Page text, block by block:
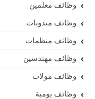
وظائف معلمين
وظائف مندوبات
وظائف منظمات
وظائف مهندسين
وظائف مولات
وظائف يومية